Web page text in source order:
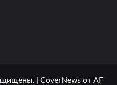
CoverNewsот AF